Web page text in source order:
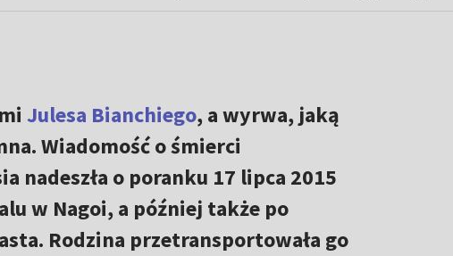
Julesa Bianchiego, a wyrwa, jaką
Wiadomość o śmierci
nadeszła o poranku 17 lipca 2015
w Nagoi, a później także po
Rodzina przetransportowała go